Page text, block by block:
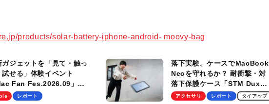
products/solar-battery-iphone-android- moovy-bag
ガジェットを「見て・触っ
試せる」体験イベント
Fan Fes.2026.09」
9月26日（土）に開催しま
レポート
落下実験。ケースでMacBook
Neoを守れるか？ 耐衝撃・対
落下保護ケース「STM Dux
Ultra」を検証。学生、ビジネ
アクセサリ レポート タイアップ